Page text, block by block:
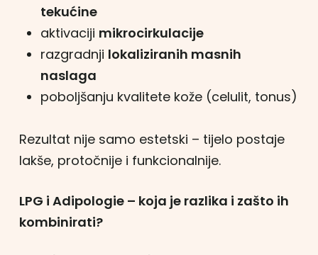
tekućine
aktivaciji mikrocirkulacije
razgradnji lokaliziranih masnih
naslaga
poboljšanju kvalitete kože (celulit, tonus)
Rezultat nije samo estetski – tijelo postaje
lakše, protočnije i funkcionalnije.
LPG i Adipologie – koja je razlika i zašto ih
kombinirati?